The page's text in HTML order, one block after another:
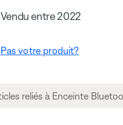
Vendu entre 2022
Pas votre produit?